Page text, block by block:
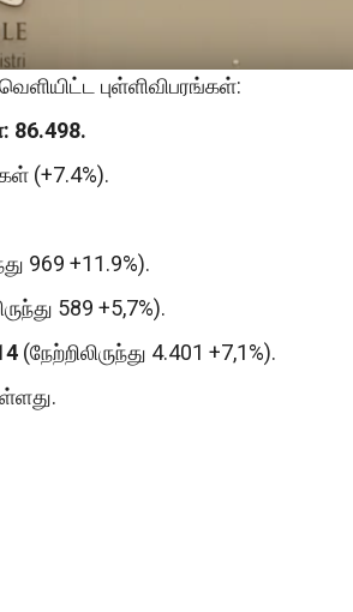
வெளியிட்ட புள்ளிவிபரங்கள்:
86.498.
(+7.4%).
969 +11.9%).
589 +5,7%).
(நேற்றிலிருந்து 4.401 +7,1%).